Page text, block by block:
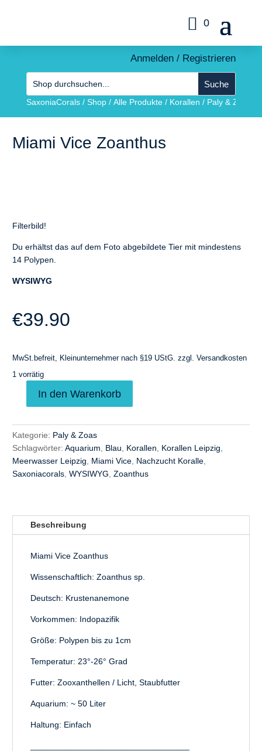
0
Anmelden / Registrieren
SaxoniaCorals/ Shop/ Alle Produkte/ Korallen / Paly & Zoas
Miami Vice Zoanthus
Filterbild!
Du erhältst das auf dem Foto abgebildete Tier mit mindestens
14 Polypen.
WYSIWYG
€39.90
MwSt.befreit, Kleinunternehmer nach §19 UStG. zzgl. Versandkosten
1 vorrätig
Zoanthus
Menge
In den Warenkorb
e
n
a
t
e
Kategorie: Paly & Zoas
Schlagwörter: Aquarium, Blau, Korallen, Korallen Leipzig,
Meerwasser Leipzig, Miami Vice, Nachzucht Koralle,
Saxoniacorals, WYSIWYG, Zoanthus
Beschreibung
Miami Vice Zoanthus
Wissenschaftlich: Zoanthus sp.
Deutsch: Krustenanemone
Vorkommen: Indopazifik
Größe: Polypen bis zu 1cm
Temperatur: 23°-26° Grad
Futter: Zooxanthellen / Licht, Staubfutter
Aquarium: ~ 50 Liter
Haltung: Einfach